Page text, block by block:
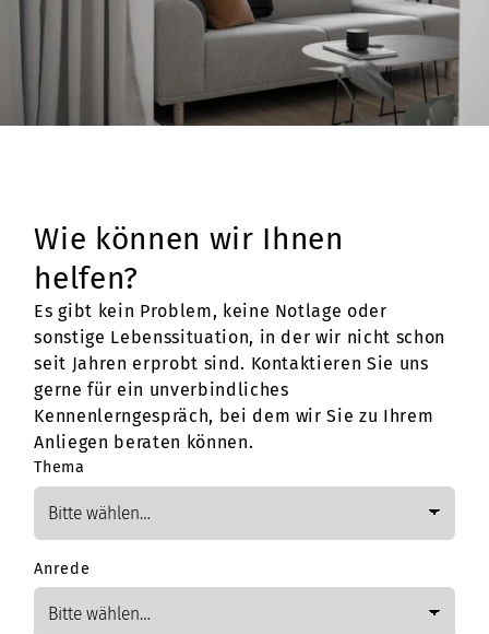
Wie können wir Ihnen
helfen?
Es gibt kein Problem, keine Notlage oder
sonstige Lebenssituation, in der wir nicht schon
seit Jahren erprobt sind. Kontaktieren Sie uns
gerne für ein unverbindliches
Kennenlerngespräch, bei dem wir Sie zu Ihrem
Anliegen beraten können.
Thema
Anrede